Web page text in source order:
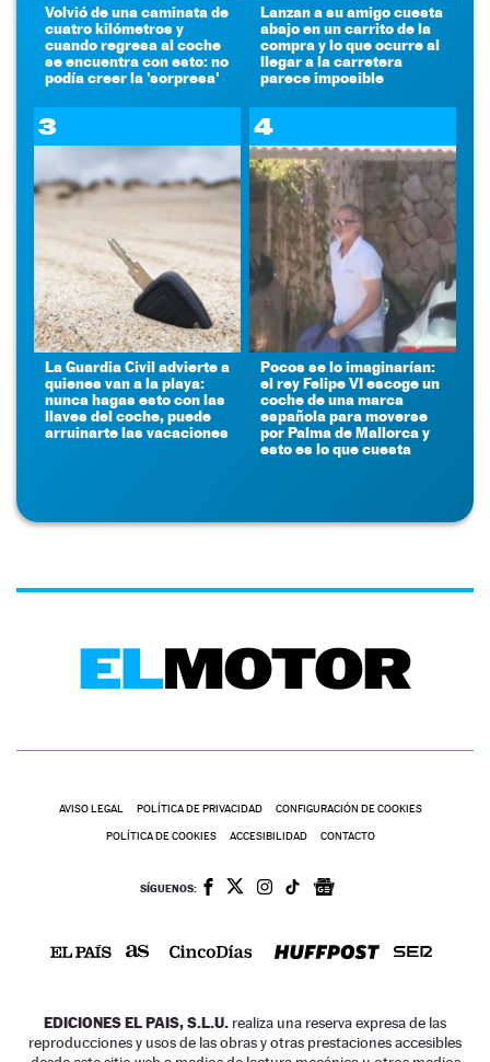
Volvió de una caminata de
cuatro kilómetros y
cuando regresa al coche
se encuentra con esto: no
podía creer la 'sorpresa'
Lanzan a su amigo cuesta
abajo en un carrito de la
compra y lo que ocurre al
llegar a la carretera
parece imposible
3
La Guardia Civil advierte a
quienes van a la playa:
nunca hagas esto con las
llaves del coche, puede
arruinarte las vacaciones
4
Pocos se lo imaginarían:
el rey Felipe VI escoge un
coche de una marca
española para moverse
por Palma de Mallorca y
esto es lo que cuesta
AVISO LEGAL POLÍTICA DE PRIVACIDAD CONFIGURACIÓN DE COOKIES
POLÍTICA DE COOKIES ACCESIBILIDAD CONTACTO
SÍGUENOS:
EDICIONES EL PAIS, S.L.U. realiza una reserva expresa de las
reproducciones y usos de las obras y otras prestaciones accesibles